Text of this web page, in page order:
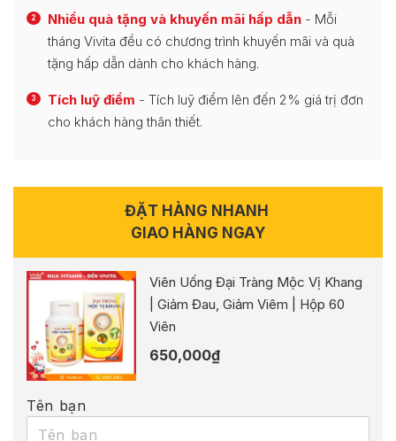
2 Nhiều quà tặng và khuyến mãi hấp dẫn - Mỗi
tháng Vivita đều có chương trình khuyến mãi và quà
tặng hấp dẫn dành cho khách hàng.
3 Tích luỹ điểm - Tích luỹ điểm lên đến 2% giá trị đơn
cho khách hàng thân thiết.
ĐẶT HÀNG NHANH
GIAO HÀNG NGAY
Viên Uống Đại Tràng Mộc Vị Khang
| Giảm Đau, Giảm Viêm | Hộp 60
Viên
650,000₫
Tên bạn